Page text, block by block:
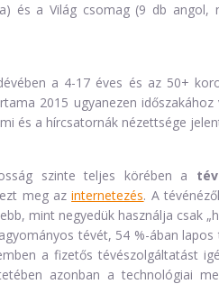
és a Világ csomag (9 db angol,
a 4-17 éves és az 50+
2015 ugyanezen
és a hírcsatornák nézettsége
szinte teljes körében a
ezt meg azinternetezés. A
mint negyedük használja csak
tévét, 54 %-ában
a fizetős tévészolgáltatást
azonban a technológiai